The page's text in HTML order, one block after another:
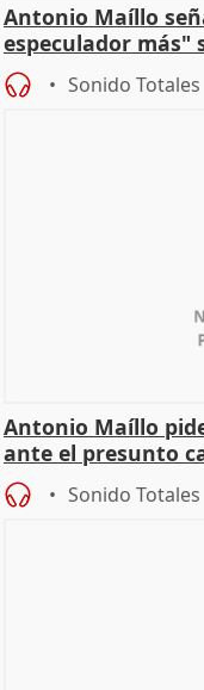
Antonio Maíllo
especulador más"
Becerril
Sonido Totales
Antonio Maíllo
ante el presunto
Sonido Totales